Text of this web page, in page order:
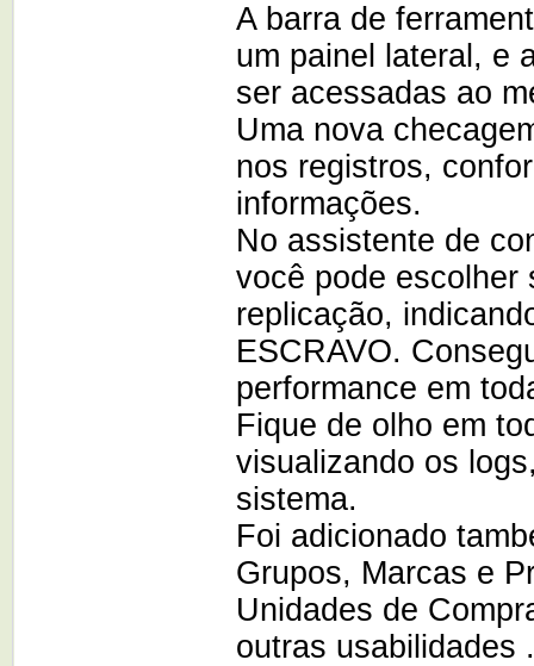
A barra de
um painel lateral, e
ser acessadas ao
Uma nova
nos registros,
informações.
No assistente de
você pode escolher
replicação,
ESCRAVO.
performance em
Fique de olho em
visualizando os
sistema.
Foi adicionado
Grupos, Marcas e
Unidades de
outras usabilidades